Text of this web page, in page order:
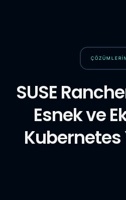
SUSE
Esnek ve